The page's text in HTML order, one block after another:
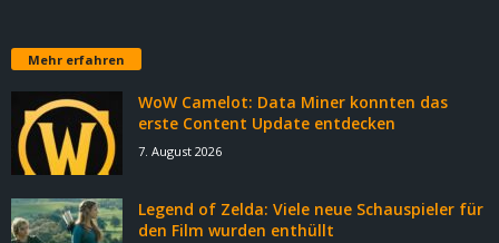
Mehr erfahren
WoW Camelot: Data Miner konnten das
erste Content Update entdecken
7. August 2026
Legend of Zelda: Viele neue Schauspieler für
den Film wurden enthüllt